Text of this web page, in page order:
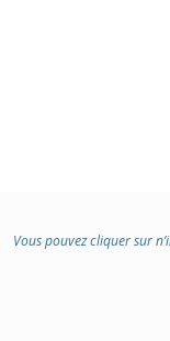
Vous pouvez cliquer sur